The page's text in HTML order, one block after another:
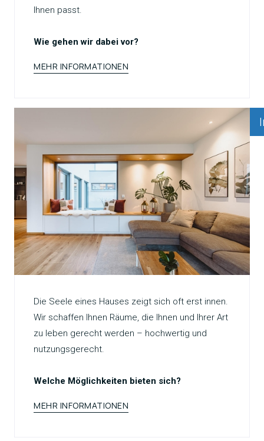
Ihnen passt.
Wie gehen wir dabei vor?
MEHR INFORMATIONEN
Die Seele eines Hauses zeigt sich oft erst innen.
Wir schaffen Ihnen Räume, die Ihnen und Ihrer Art
zu leben gerecht werden – hochwertig und
nutzungsgerecht.
Welche Möglichkeiten bieten sich?
MEHR INFORMATIONEN